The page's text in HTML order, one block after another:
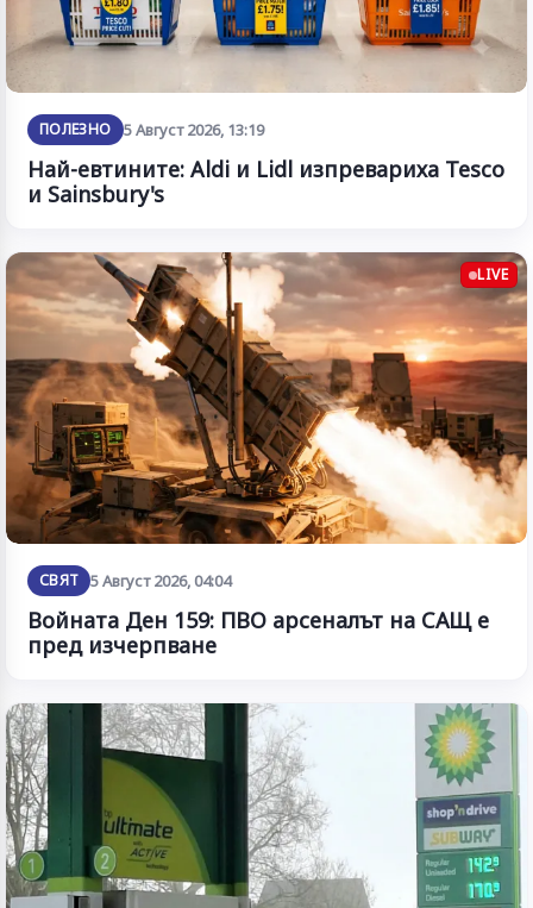
ПОЛЕЗНО 5 Август 2026, 13:19
Най-евтините: Aldi и Lidl изпревариха Tesco
и Sainsbury's
LIVE
СВЯТ 5 Август 2026, 04:04
Войната Ден 159: ПВО арсеналът на САЩ е
пред изчерпване